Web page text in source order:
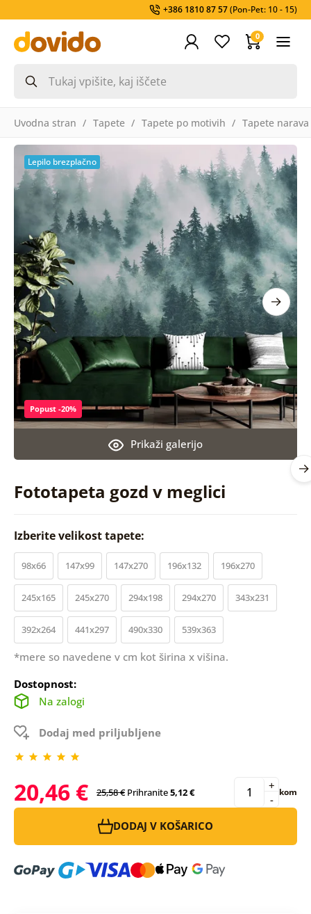
+386 1810 87 57(Pon-Pet: 10 - 15)
0
Uvodna stran Tapete Tapete po motivih Tapete narava
Fototapeta gozd v meglici
Prikaži galerijo
Popust -20%
Lepilo brezplačno
Izberite velikost tapete:
98x66 147x99 147x270 196x132 196x270
245x165 245x270 294x198 294x270 343x231
392x264 441x297 490x330 539x363
*mere so navedene v cm kot širina x višina.
Dostopnost:
Na zalogi
Dodaj med priljubljene
20,46 € 25,58 € Prihranite5,12 € -
+ kom
DODAJ V KOŠARICO